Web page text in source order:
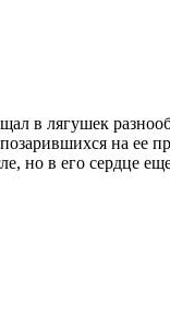
в лягушек
на ее
но в его сердце